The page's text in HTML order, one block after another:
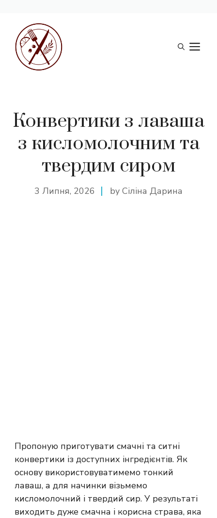
вмісту
Конвертики з лаваша
з кисломолочним та
твердим сиром
3 Липня, 2026 by Сіліна Дарина
Пропоную приготувати смачні та ситні
конвертики із доступних інгредієнтів. Як
основу використовуватимемо тонкий
лаваш, а для начинки візьмемо
кисломолочний і твердий сир. У результаті
виходить дуже смачна і корисна страва, яка